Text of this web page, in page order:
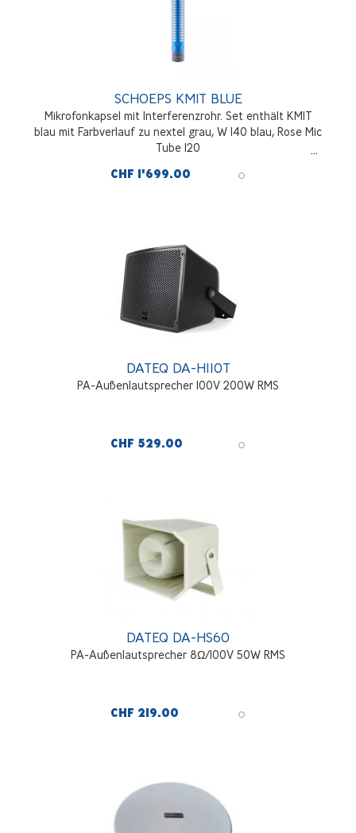
SCHOEPS KMIT BLUE
Mikrofonkapsel mit Interferenzrohr. Set enthält KMIT
blau mit Farbverlauf zu nextel grau, W 140 blau, Rose Mic
Tube 120
CHF 1'699.00
DATEQ DA-H110T
PA-Außenlautsprecher 100V 200W RMS
CHF 529.00
DATEQ DA-HS60
PA-Außenlautsprecher 8Ω/100V 50W RMS
CHF 219.00